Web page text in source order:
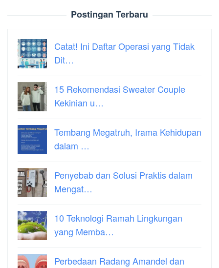
Postingan Terbaru
Catat! Ini Daftar Operasi yang Tidak
Dit…
15 Rekomendasi Sweater Couple
Kekinian u…
Tembang Megatruh, Irama Kehidupan
dalam …
Penyebab dan Solusi Praktis dalam
Mengat…
10 Teknologi Ramah Lingkungan
yang Memba…
Perbedaan Radang Amandel dan